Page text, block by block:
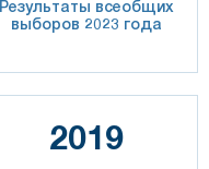
Результаты всеобщих
выборов 2023 года
2019